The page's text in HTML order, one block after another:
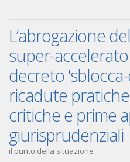
L’abrogazione
super-
decreto
ricadute
critiche e prime
giurisprudenziali
il punto della situazione